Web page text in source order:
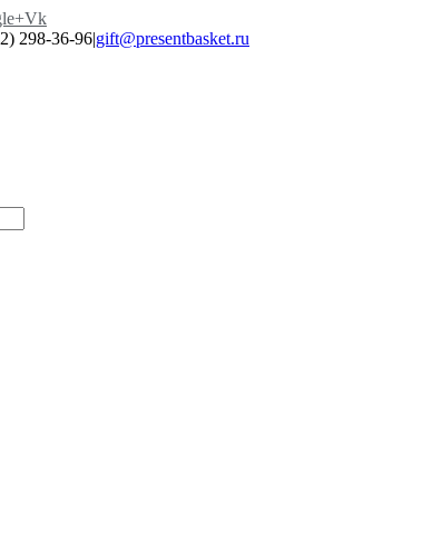
Vk
298-36-96|gift@presentbasket.ru